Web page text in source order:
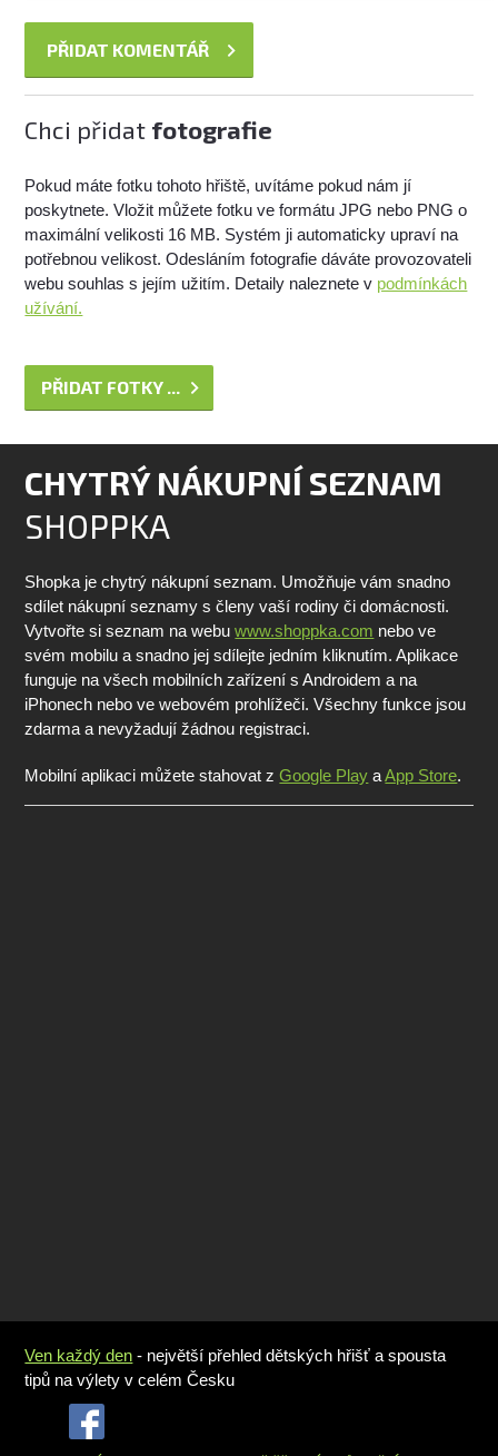
Chci přidat fotografie
Pokud máte fotku tohoto hřiště, uvítáme pokud nám jí
poskytnete. Vložit můžete fotku ve formátu JPG nebo PNG o
maximální velikosti 16 MB. Systém ji automaticky upraví na
potřebnou velikost. Odesláním fotografie dáváte provozovateli
webu souhlas s jejím užitím. Detaily naleznete v podmínkách
užívání.
PŘIDAT FOTKY ...
CHYTRÝ NÁKUPNÍ SEZNAM
SHOPPKA
Shopka je chytrý nákupní seznam. Umožňuje vám snadno
sdílet nákupní seznamy s členy vaší rodiny či domácnosti.
Vytvořte si seznam na webuwww.shoppka.com nebo ve
svém mobilu a snadno jej sdílejte jedním kliknutím. Aplikace
funguje na všech mobilních zařízení s Androidem a na
iPhonech nebo ve webovém prohlížeči. Všechny funkce jsou
zdarma a nevyžadují žádnou registraci.
Mobilní aplikaci můžete stahovat zGoogle Play aApp Store.
Ven každý den - největší přehled dětských hřišť a spousta
tipů na výlety v celém Česku